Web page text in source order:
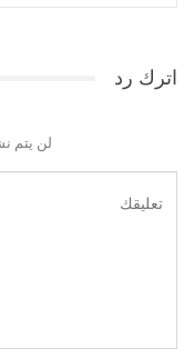
اترك رد
لن يتم